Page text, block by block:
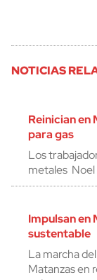
NOTICIAS
Reinician en
para gas
Los
metales Noel
Impulsan en
sustentable
La marcha
Matanzas en